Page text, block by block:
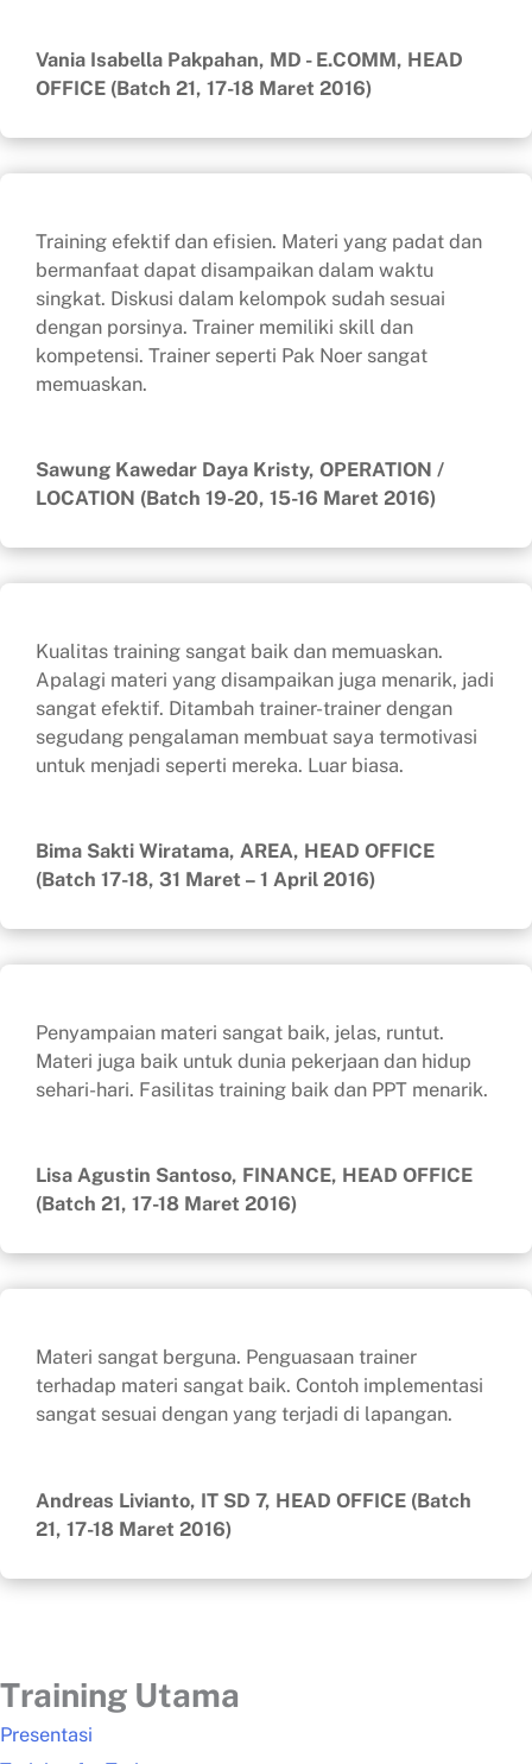
Vania Isabella Pakpahan, MD - E.COMM, HEAD
OFFICE (Batch 21, 17-18 Maret 2016)
Training efektif dan efisien. Materi yang padat dan
bermanfaat dapat disampaikan dalam waktu
singkat. Diskusi dalam kelompok sudah sesuai
dengan porsinya. Trainer memiliki skill dan
kompetensi. Trainer seperti Pak Noer sangat
memuaskan.
Sawung Kawedar Daya Kristy, OPERATION /
LOCATION (Batch 19-20, 15-16 Maret 2016)
Kualitas training sangat baik dan memuaskan.
Apalagi materi yang disampaikan juga menarik, jadi
sangat efektif. Ditambah trainer-trainer dengan
segudang pengalaman membuat saya termotivasi
untuk menjadi seperti mereka. Luar biasa.
Bima Sakti Wiratama, AREA, HEAD OFFICE
(Batch 17-18, 31 Maret – 1 April 2016)
Penyampaian materi sangat baik, jelas, runtut.
Materi juga baik untuk dunia pekerjaan dan hidup
sehari-hari. Fasilitas training baik dan PPT menarik.
Lisa Agustin Santoso, FINANCE, HEAD OFFICE
(Batch 21, 17-18 Maret 2016)
Materi sangat berguna. Penguasaan trainer
terhadap materi sangat baik. Contoh implementasi
sangat sesuai dengan yang terjadi di lapangan.
Andreas Livianto, IT SD 7, HEAD OFFICE (Batch
21, 17-18 Maret 2016)
Training Utama
Presentasi